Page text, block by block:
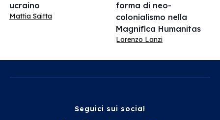
ucraino
Mattia Saitta
forma di neo-
colonialismo nella
Magnifica Humanitas
Lorenzo Lanzi
Seguici sui social